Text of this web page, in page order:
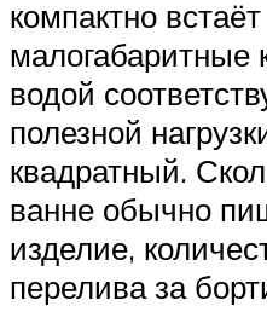
компактно
малогабаритные
водой
полезной
квадратный.
ванне обычно
изделие,
перелива за